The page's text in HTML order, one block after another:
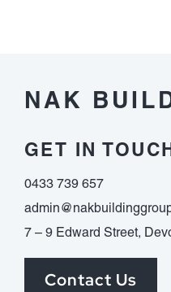
NAK
GET IN
0433 739 657
7 – 9 Edward Street,
Contact Us